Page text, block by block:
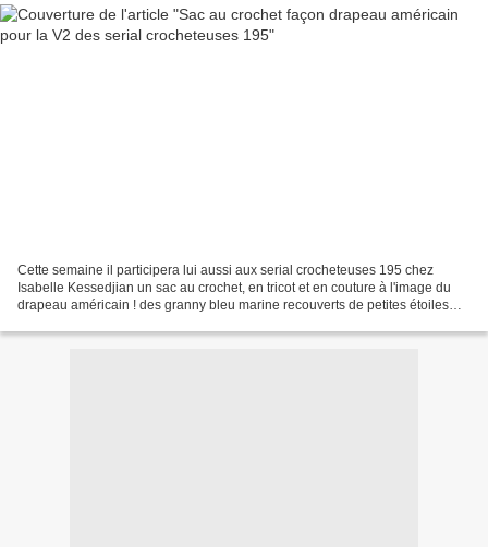
Cette semaine il participera lui aussi aux serial crocheteuses 195 chez
Isabelle Kessedjian un sac au crochet, en tricot et en couture à l'image du
drapeau américain ! des granny bleu marine recouverts de petites étoiles